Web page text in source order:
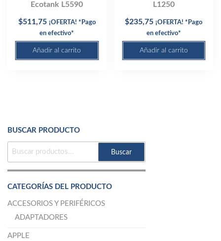
Ecotank L5590
$511,75 ¡OFERTA! *Pago
en efectivo*
Añadir al carrito
L1250
$235,75 ¡OFERTA! *Pago
en efectivo*
Añadir al carrito
BUSCAR PRODUCTO
BUSCAR
Buscar
CATEGORÍAS DEL PRODUCTO
ACCESORIOS Y PERIFÉRICOS
ADAPTADORES
APPLE